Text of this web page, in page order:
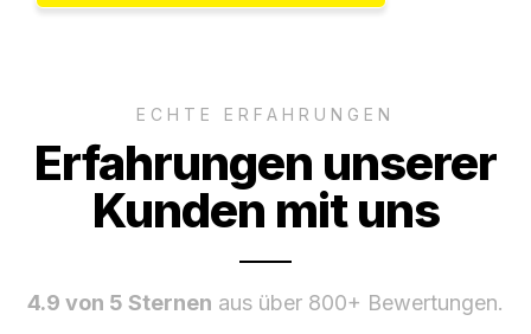
ECHTE ERFAHRUNGEN
Erfahrungen unserer
Kunden mit uns
4.9 von 5 Sternen aus über 800+ Bewertungen.